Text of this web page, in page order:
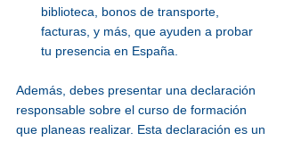
biblioteca, bonos de transporte,
facturas, y más, que ayuden a probar
tu presencia en España.
Además, debes presentar una declaración
responsable sobre el curso de formación
que planeas realizar. Esta declaración es un